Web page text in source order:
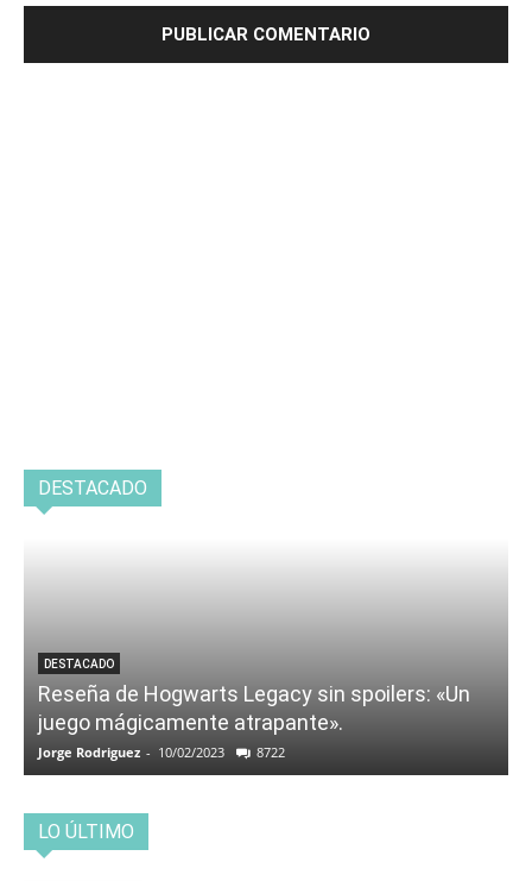
DESTACADO
DESTACADO
Reseña de Hogwarts Legacy sin spoilers: «Un
juego mágicamente atrapante».
Jorge Rodriguez - 10/02/2023 8722
LO ÚLTIMO